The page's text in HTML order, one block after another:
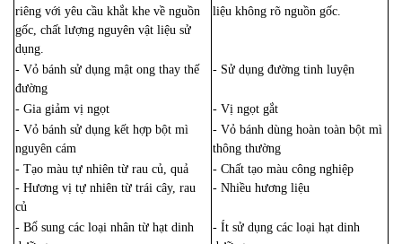
riêng với yêu cầu khắt khe về nguồn
gốc, chất lượng nguyên vật liệu sử
dụng.
liệu không rõ nguồn gốc.
- Vỏ bánh sử dụng mật ong thay thế
đường
- Sử dụng đường tinh luyện
- Gia giảm vị ngọt
- Vị ngọt gắt
- Vỏ bánh sử dụng kết hợp bột mì
nguyên cám
- Vỏ bánh dùng hoàn toàn bột mì
thông thường
- Tạo màu tự nhiên từ rau củ, quả
- Hương vị tự nhiên từ trái cây, rau
củ
- Chất tạo màu công nghiệp
- Nhiều hương liệu
- Bổ sung các loại nhân từ hạt dinh
- Ít sử dụng các loại hạt dinh